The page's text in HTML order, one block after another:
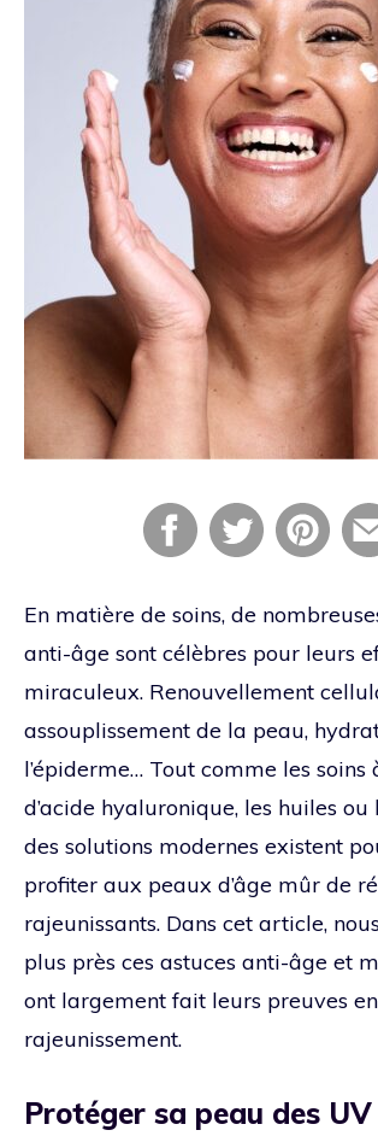
En matière de soins, de
anti-âge sont célèbres pour leurs
miraculeux. Renouvellement
assouplissement de la peau,
l’épiderme… Tout comme les soins
d’acide hyaluronique, les huiles ou
des solutions modernes existent
profiter aux peaux d’âge mûr de
rajeunissants. Dans cet article,
plus près ces astuces anti-âge et
ont largement fait leurs preuves
rajeunissement.
Protéger sa peau des